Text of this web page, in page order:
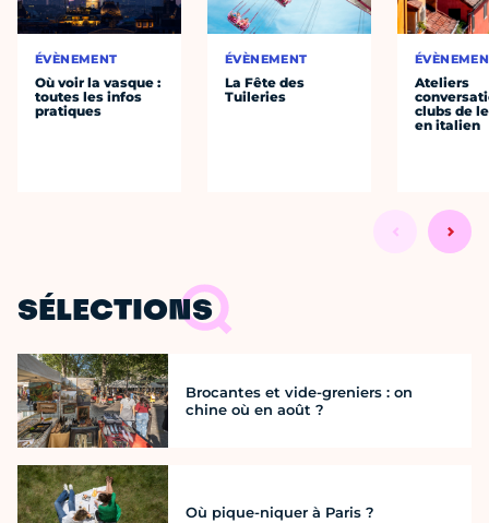
ÉVÈNEMENT
Où voir la vasque :
toutes les infos
pratiques
ÉVÈNEMENT
La Fête des
Tuileries
Ateliers
clubs de
en italien
SÉLECTIONS
Brocantes et vide-greniers : on
chine où en août ?
Où pique-niquer à Paris ?